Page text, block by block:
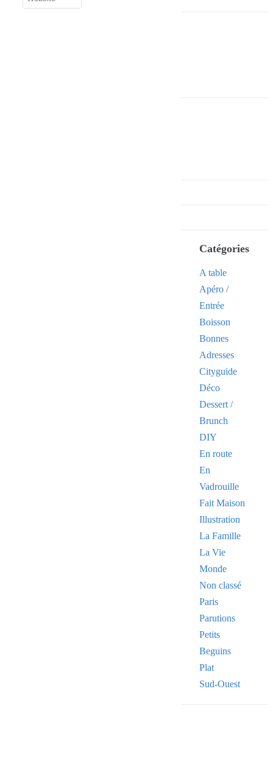
Catégories
A table
Apéro /
Entrée
Boisson
Bonnes
Adresses
Cityguide
Déco
Dessert /
Brunch
DIY
En route
En
Vadrouille
Fait Maison
Illustration
La Famille
La Vie
Monde
Non classé
Paris
Parutions
Petits
Beguins
Plat
Sud-Ouest